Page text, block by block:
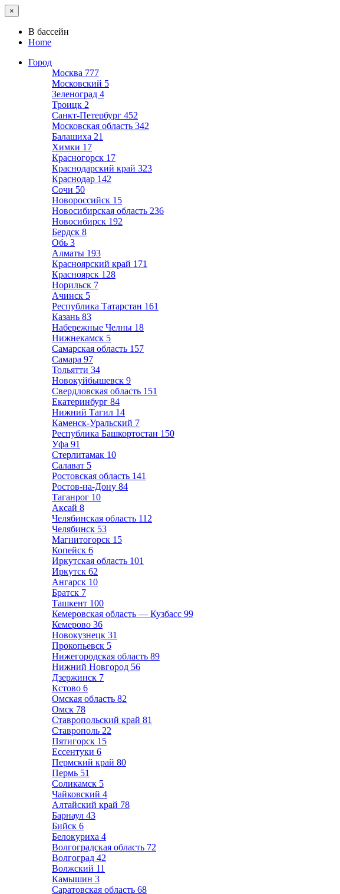
×
В бассейн
Home
Город
Москва 777
Московский 5
Зеленоград 4
Троицк 2
Санкт-Петербург 452
Московская область 342
Балашиха 21
Химки 17
Красногорск 17
Краснодарский край 323
Краснодар 142
Сочи 50
Новороссийск 15
Новосибирская область 236
Новосибирск 192
Бердск 8
Обь 3
Алматы 193
Красноярский край 171
Красноярск 128
Норильск 7
Ачинск 5
Республика Татарстан 161
Казань 83
Набережные Челны 18
Нижнекамск 5
Самарская область 157
Самара 97
Тольятти 34
Новокуйбышевск 9
Свердловская область 151
Екатеринбург 84
Нижний Тагил 14
Каменск-Уральский 7
Республика Башкортостан 150
Уфа 91
Стерлитамак 10
Салават 5
Ростовская область 141
Ростов-на-Дону 84
Таганрог 10
Аксай 8
Челябинская область 112
Челябинск 53
Магнитогорск 15
Копейск 6
Иркутская область 101
Иркутск 62
Ангарск 10
Братск 7
Ташкент 100
Кемеровская область — Кузбасс 99
Кемерово 36
Новокузнецк 31
Прокопьевск 5
Нижегородская область 89
Нижний Новгород 56
Дзержинск 7
Кстово 6
Омская область 82
Омск 78
Ставропольский край 81
Ставрополь 22
Пятигорск 15
Ессентуки 6
Пермский край 80
Пермь 51
Соликамск 5
Чайковский 4
Алтайский край 78
Барнаул 43
Бийск 6
Белокуриха 4
Волгоградская область 72
Волгоград 42
Волжский 11
Камышин 3
Саратовская область 68